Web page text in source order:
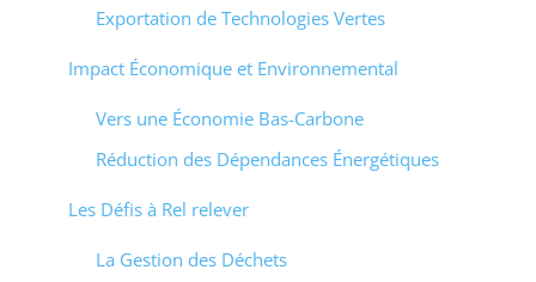
Exportation de Technologies Vertes
Impact Économique et Environnemental
Vers une Économie Bas-Carbone
Réduction des Dépendances Énergétiques
Les Défis à Rel relever
La Gestion des Déchets